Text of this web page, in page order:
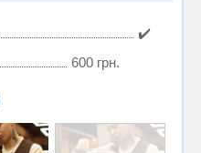
✔️
600 грн.